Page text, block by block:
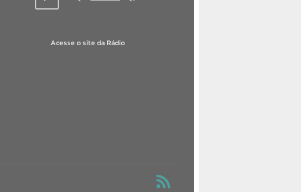
Acesse o site da Rádio